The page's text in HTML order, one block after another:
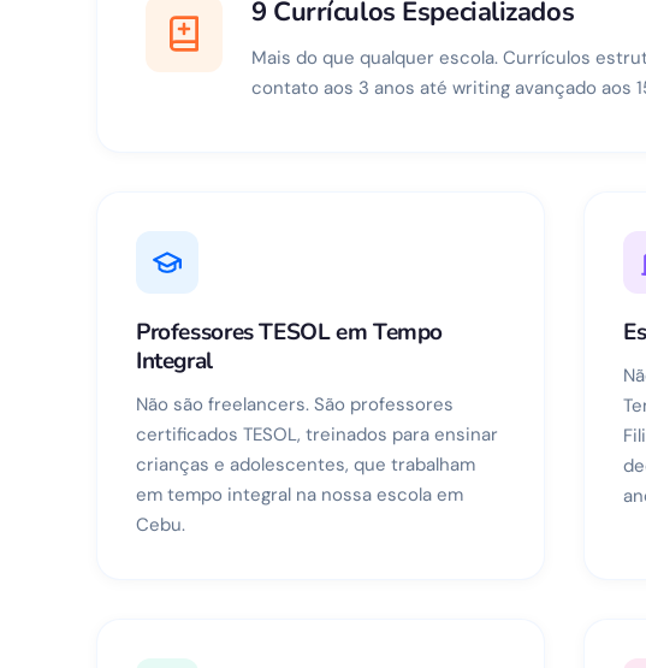
9 Currículos Especializados
Mais do que qualquer escola. Currículos
contato aos 3 anos até writing avançado aos
Professores TESOL em Tempo
Integral
Não são freelancers. São professores
certificados TESOL, treinados para ensinar
crianças e adolescentes, que trabalham
em tempo integral na nossa escola em
Cebu.